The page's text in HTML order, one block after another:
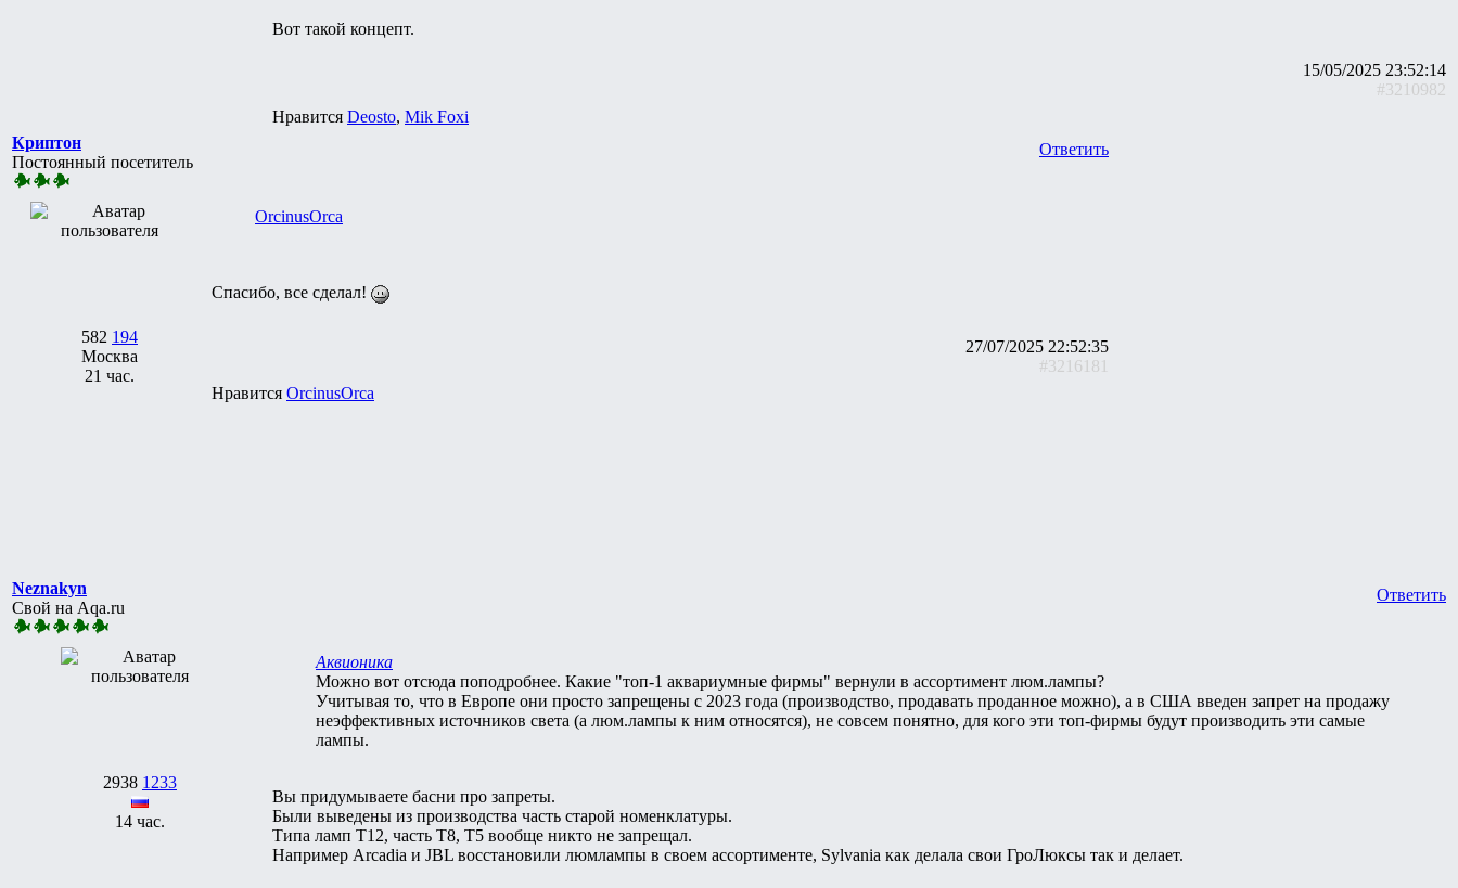
Вот такой концепт.
15/05/2025 23:52:14
#3210982
Нравится Deosto, Mik Foxi
Криптон
Постоянный посетитель
582 194
Москва
21 час.
Ответить
ОrcinusОrca
Спасибо, все сделал!
27/07/2025 22:52:35
#3216181
Нравится ОrcinusОrca
Neznakyn
Свой на Aqa.ru
2938 1233
14 час.
Ответить
Аквионика
Можно вот отсюда поподробнее. Какие "топ-1 аквариумные фирмы" вернули в ассортимент люм.лампы?
Учитывая то, что в Европе они просто запрещены с 2023 года (производство, продавать проданное можно), а в США введен запрет на продажу
неэффективных источников света (а люм.лампы к ним относятся), не совсем понятно, для кого эти топ-фирмы будут производить эти самые
лампы.
Вы придумываете басни про запреты.
Были выведены из производства часть старой номенклатуры.
Типа ламп Т12, часть T8, Т5 вообще никто не запрещал.
Например Arcadia и JBL восстановили люмлампы в своем ассортименте, Sylvania как делала свои ГроЛюксы так и делает.